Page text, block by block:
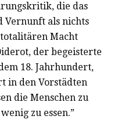
die das
Vernunft als nichts
Macht
der begeisterte
18. Jahrhundert,
in den Vorstädten
die Menschen zu
zu essen.”